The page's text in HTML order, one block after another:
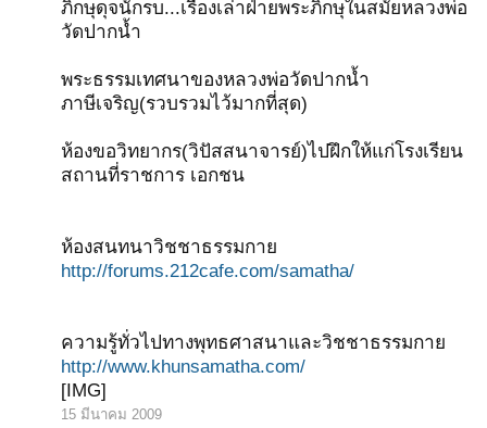
ภิกษุดุจนักรบ...เรื่องเล่าฝ่ายพระภิกษุในสมัยหลวงพ่อ
วัดปากน้ำ
พระธรรมเทศนาของหลวงพ่อวัดปากน้ำ
ภาษีเจริญ(รวบรวมไว้มากที่สุด)
ห้องขอวิทยากร(วิปัสสนาจารย์)ไปฝึกให้แก่โรงเรียน
สถานที่ราชการ เอกชน
ห้องสนทนาวิชชาธรรมกาย
http://forums.212cafe.com/samatha/
ความรู้ทั่วไปทางพุทธศาสนาและวิชชาธรรมกาย
http://www.khunsamatha.com/
[IMG]
15 มีนาคม 2009